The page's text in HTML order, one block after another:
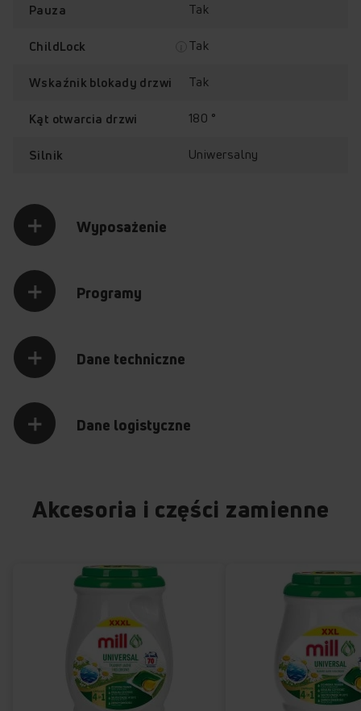
Pauza Tak
ChildLock Tak
Wskaźnik blokady drzwi Tak
Kąt otwarcia drzwi 180 °
Silnik Uniwersalny
Wyposażenie
Programy
Dane techniczne
Dane logistyczne
Akcesoria i części zamienne